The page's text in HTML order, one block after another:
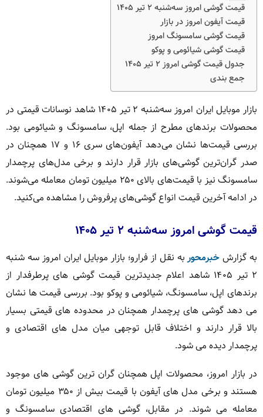
قیمت گوشی امروز سه‌شنبه ۲ تیر ۱۴۰۵
قیمت آیفون امروز در بازار
قیمت گوشی سامسونگ امروز
قیمت گوشی شیائومی و پوکو
جدول قیمت گوشی امروز ۲ تیر ۱۴۰۵
جمع بندی
بازار موبایل ایران امروز سه‌شنبه ۲ تیر ۱۴۰۵ شاهد نوسانات قیمتی در
محصولات برندهای مطرح از جمله اپل، سامسونگ و شیائومی بود.
بررسی قیمت‌ها نشان می‌دهد آیفون‌های سری ۱۶ و ۱۷ همچنان در
صدر گران‌ترین گوشی‌های بازار قرار دارند و برخی مدل‌های پرچمدار
سامسونگ نیز با قیمت‌های بالای ۲۵۰ میلیون تومان معامله می‌شوند.
در ادامه آخرین قیمت انواع گوشی‌های پرفروش را مشاهده می‌کنید.
قیمت گوشی امروز سه‌شنبه ۲ تیر ۱۴۰۵
به گزارش خبرمحور به نقل از فرارو؛ بازار موبایل ایران امروز سه شنبه
۲ تیر ۱۴۰۵ شاهد اعلام جدیدترین قیمت گوشی های پرطرفدار از
برندهای اپل، سامسونگ، شیائومی و پوکو بود. بررسی قیمت ها نشان
می دهد گوشی های پرچمدار همچنان در محدوده های قیمتی بسیار
بالا قرار دارند و اختلاف قابل توجهی میان مدل های اقتصادی و
پرچمدار دیده می شود.
در بازار امروز، محصولات اپل همچنان گران ترین گوشی های موجود
هستند و برخی مدل های آیفون با قیمت بیش از ۳۵۰ میلیون تومان
معامله می شوند. در مقابل، گوشی های اقتصادی سامسونگ و